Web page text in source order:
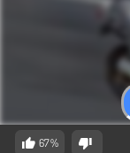
67%